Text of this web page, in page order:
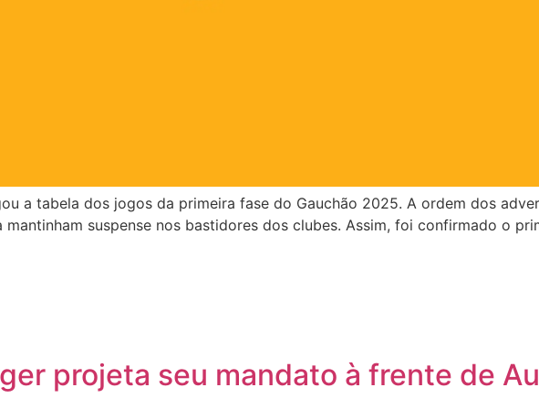
a tabela dos jogos da primeira fase do Gauchão 2025. A ordem dos
suspense nos bastidores dos clubes. Assim, foi confirmado o
projeta seu mandato à frente de